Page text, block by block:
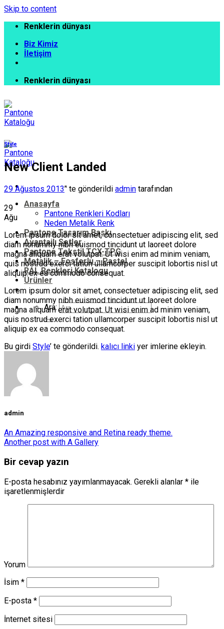
Skip to content
Renklerin dünyası
Biz Kimiz
İletişim
Renklerin dünyası
Anasayfa
Pantone Renkleri Kodları
Neden Metalik Renk
Pantone Tasarım Baskı
Avantajlı Setler
Pantone Tekstil TCX-TPG
Metalik – Fosforlu – Pastel
RAL Renkleri Katalogu
Ürünler
Ara:
Style
New Client Landed
29 Ağustos 2013’' te gönderildi admin tarafından
29
Ağu
Lorem ipsum dolor sit amet, consectetuer adipiscing elit, sed
diam nonummy nibh euismod tincidunt ut laoreet dolore
magna aliquam erat volutpat. Ut wisi enim ad minim veniam,
quis nostrud exerci tation ullamcorper suscipit lobortis nisl ut
aliquip ex ea commodo consequat.
Lorem ipsum dolor sit amet, consectetuer adipiscing elit, sed
diam nonummy nibh euismod tincidunt ut laoreet dolore
magna aliquam erat volutpat. Ut wisi enim ad minim veniam,
quis nostrud exerci tation ullamcorper suscipit lobortis nisl ut
aliquip ex ea commodo consequat.
Bu girdi Style’ te gönderildi. kalıcı linki yer imlerine ekleyin.
admin
An Amazing responsive and Retina ready theme.
Another post with A Gallery
Bir cevap yazın
E-posta hesabınız yayımlanmayacak. Gerekli alanlar * ile
işaretlenmişlerdir
Yorum
İsim *
E-posta *
İnternet sitesi